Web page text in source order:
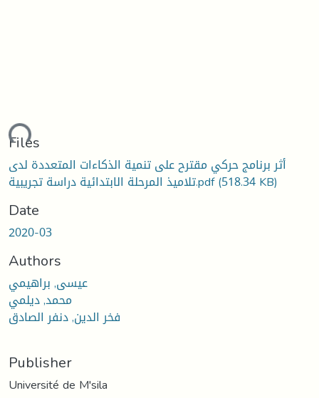
Files
أثر برنامج حركي مقترح على تنمية الذكاءات المتعددة لدى
تلاميذ المرحلة الابتدائية دراسة تجريبية.pdf(518.34 KB)
Date
2020-03
Authors
عيسى, براهيمي
محمد, ديلمي
فخر الدين, دنفر الصادق
Publisher
Université de M'sila